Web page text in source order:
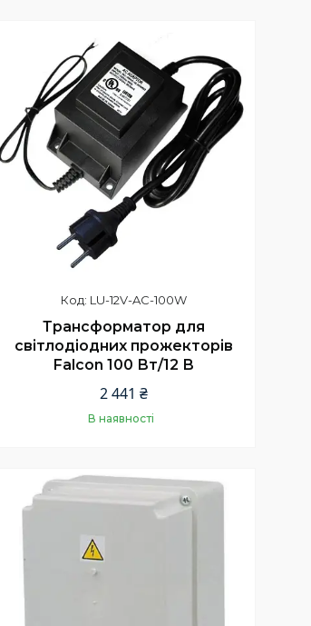
LU-12V-AC-100W
Трансформатор для
світлодіодних прожекторів
Falcon 100 Вт/12 В
2 441 ₴
В наявності
Купити